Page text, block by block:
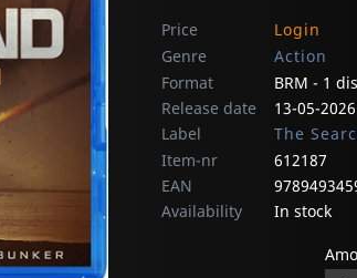
Price
Login
Genre
Action
Format
BRM - 1
Release date
13-05-2026
Label
The
Item-nr
612187
EAN
Availability
In stock